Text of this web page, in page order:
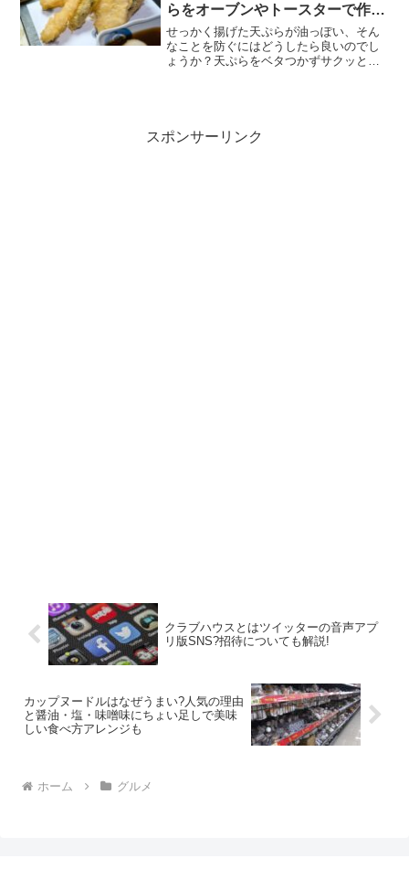
らをオーブンやトースターで作る
コツは?
せっかく揚げた天ぷらが油っぽい、そん
なことを防ぐにはどうしたら良いのでし
ょうか？天ぷらをベタつかずサクッと仕
スポンサーリンク
クラブハウスとはツイッターの音声アプ
リ版SNS?招待についても解説!
カップヌードルはなぜうまい?人気の理由
と醤油・塩・味噌味にちょい足しで美味
しい食べ方アレンジも
ホーム グルメ